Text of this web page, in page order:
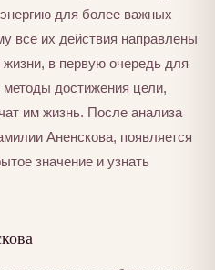
для более важных
все их действия направлены
в первую очередь для
достижения цели,
им жизнь. После анализа
Аненскова, появляется
значение и узнать